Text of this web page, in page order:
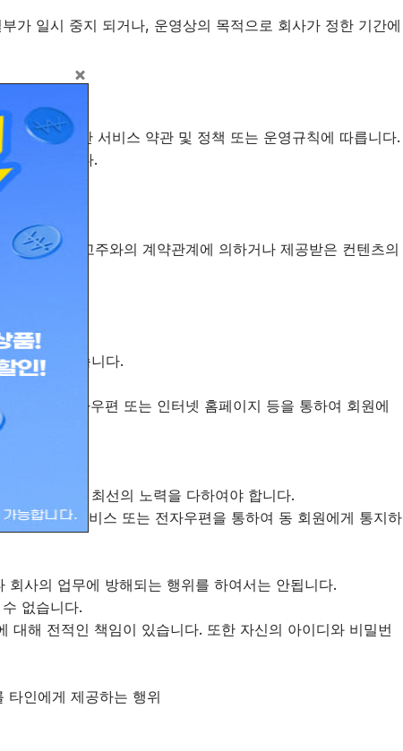
가 일시 중지 되거나, 운영상의 목적으로 회사가 정한 기간에
별도로 정한 서비스 약관 및 정책 또는 운영규칙에 따릅니다.
통지합니다.
. 이는 광고주와의 계약관계에 의하거나 제공받은 컨텐츠의
다.
합니다.
할 수 있습니다.
회사는 전자우편 또는 인터넷 홈페이지 등을 통하여 회원에
수 있도록 최선의 노력을 다하여야 합니다.
일정을 서비스 또는 전자우편을 통하여 동 회원에게 통지하
사의 업무에 방해되는 행위를 하여서는 안됩니다.
없습니다.
해 전적인 책임이 있습니다. 또한 자신의 아이디와 비밀번
인에게 제공하는 행위